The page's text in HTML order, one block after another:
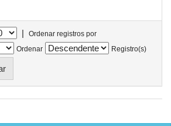
|
Ordenar registros por
Ordenar
Registro(s)